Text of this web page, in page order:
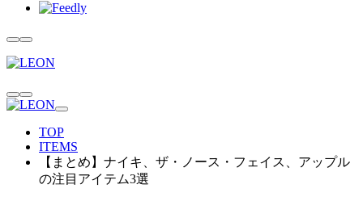
TOP
ITEMS
【まとめ】ナイキ、ザ・ノース・フェイス、アップル
の注目アイテム3選